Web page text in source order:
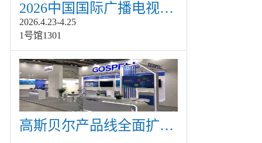
2026中国国际广播电视信息网络展览会展
2026.4.23-4.25
1号馆1301
高斯贝尔产品线全面扩展，众多新产品亮相CommunicAsia 2019